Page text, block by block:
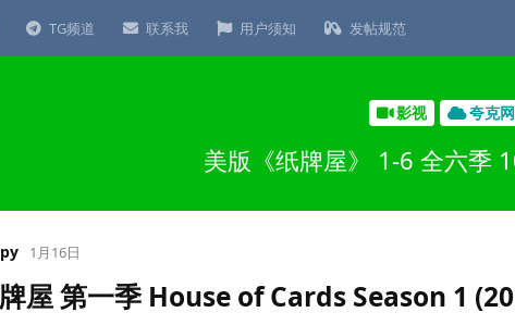
TG频道 联系我 用户须知 发帖规范
影视 夸克
美版《纸牌屋》 1-6 全六季
1月16日
屋 第一季 House of Cards Season 1